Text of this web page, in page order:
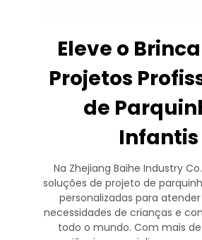
Eleve o
Projetos
de
Infantis
Na Zhejiang Baihe Industry
soluções de projeto de
personalizadas para
necessidades de crianças e
todo o mundo. Com mais